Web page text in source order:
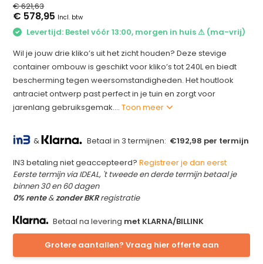
€ 621,63
€ 578,95 Incl. btw
Levertijd: Bestel vóór 13:00, morgen in huis ⚠ (ma-vrij)
Wil je jouw drie kliko’s uit het zicht houden? Deze stevige
container ombouw is geschikt voor kliko’s tot 240L en biedt
bescherming tegen weersomstandigheden. Het houtlook
antraciet ontwerp past perfect in je tuin en zorgt voor
jarenlang gebruiksgemak....Toon meer
& Betaal in 3 termijnen: €192,98 per termijn
IN3 betaling niet geaccepteerd?Registreer je dan eerst
Eerste termijn via IDEAL, 't tweede en derde termijn betaal je
binnen 30 en 60 dagen
0% rente&zonder BKRregistratie
Betaal na levering met KLARNA/BILLINK
Grotere aantallen? Vraag hier offerte aan